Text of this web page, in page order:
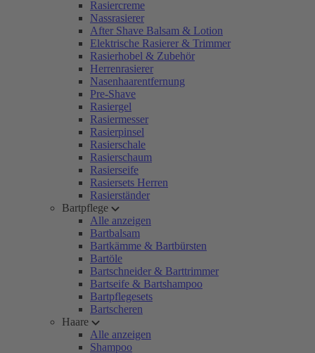
Rasiercreme
Nassrasierer
After Shave Balsam & Lotion
Elektrische Rasierer & Trimmer
Rasierhobel & Zubehör
Herrenrasierer
Nasenhaarentfernung
Pre-Shave
Rasiergel
Rasiermesser
Rasierpinsel
Rasierschale
Rasierschaum
Rasierseife
Rasiersets Herren
Rasierständer
Bartpflege
Alle anzeigen
Bartbalsam
Bartkämme & Bartbürsten
Bartöle
Bartschneider & Barttrimmer
Bartseife & Bartshampoo
Bartpflegesets
Bartscheren
Haare
Alle anzeigen
Shampoo